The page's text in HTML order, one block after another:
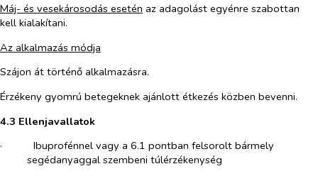
Máj- és vesekárosodás esetén az adagolást egyénre szabottan
kell kialakítani.
Az alkalmazás módja
Szájon át történő alkalmazásra.
Érzékeny gyomrú betegeknek ajánlott étkezés közben bevenni.
4.3 Ellenjavallatok
·​
Ibuprofénnel vagy a 6.1 pontban felsorolt bármely
segédanyaggal szembeni túlérzékenység